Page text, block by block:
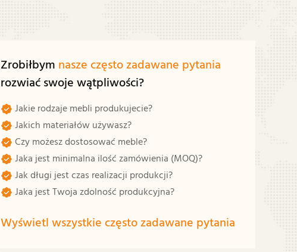
Zrobiłbym nasze często zadawane pytania
rozwiać swoje wątpliwości?
Jakie rodzaje mebli produkujecie?
Jakich materiałów używasz?
Czy możesz dostosować meble?
Jaka jest minimalna ilość zamówienia (MOQ)?
Jak długi jest czas realizacji produkcji?
Jaka jest Twoja zdolność produkcyjna?
Wyświetl wszystkie często zadawane pytania